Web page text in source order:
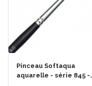
Pinceau Softaqua
aquarelle - série 845 -